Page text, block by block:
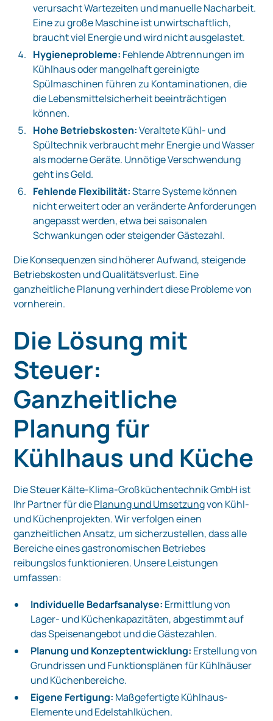
verursacht Wartezeiten und manuelle Nacharbeit.
Eine zu große Maschine ist unwirtschaftlich,
braucht viel Energie und wird nicht ausgelastet.
Hygieneprobleme: Fehlende Abtrennungen im
Kühlhaus oder mangelhaft gereinigte
Spülmaschinen führen zu Kontaminationen, die
die Lebensmittelsicherheit beeinträchtigen
können.
Hohe Betriebskosten:Veraltete Kühl- und
Spültechnik verbraucht mehr Energie und Wasser
als moderne Geräte. Unnötige Verschwendung
geht ins Geld.
Fehlende Flexibilität:Starre Systeme können
nicht erweitert oder an veränderte Anforderungen
angepasst werden, etwa bei saisonalen
Schwankungen oder steigender Gästezahl.
Die Konsequenzen sind höherer Aufwand, steigende
Betriebskosten und Qualitätsverlust. Eine
ganzheitliche Planung verhindert diese Probleme von
vornherein.
Die Lösung mit
Steuer:
Ganzheitliche
Planung für
Kühlhaus und Küche
Die Steuer Kälte‑Klima‑Großküchentechnik GmbH ist
Ihr Partner für diePlanung und Umsetzungvon Kühl-
und Küchenprojekten. Wir verfolgen einen
ganzheitlichen Ansatz, um sicherzustellen, dass alle
Bereiche eines gastronomischen Betriebes
reibungslos funktionieren. Unsere Leistungen
umfassen:
Individuelle Bedarfsanalyse: Ermittlung von
Lager- und Küchenkapazitäten, abgestimmt auf
das Speisenangebot und die Gästezahlen.
Planung und Konzeptentwicklung: Erstellung von
Grundrissen und Funktionsplänen für Kühlhäuser
und Küchenbereiche.
Eigene Fertigung: Maßgefertigte Kühlhaus­-
Elemente und Edelstahlküchen.